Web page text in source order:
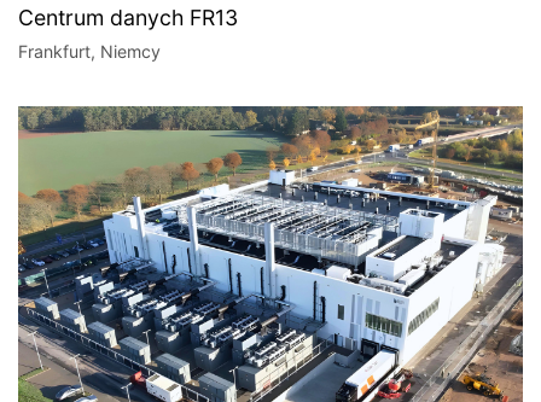
Centrum danych FR13
Frankfurt, Niemcy